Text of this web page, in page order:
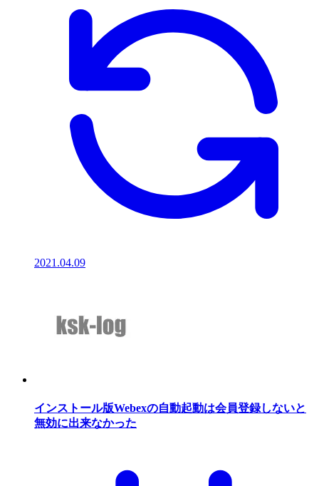
2021.04.09
インストール版Webexの自動起動は会員登録しないと
無効に出来なかった